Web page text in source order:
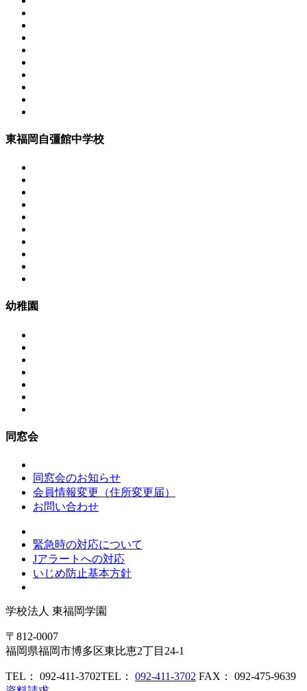
東福岡自彊館中学校
幼稚園
同窓会
同窓会のお知らせ
会員情報変更（住所変更届）
お問い合わせ
緊急時の対応について
Jアラートへの対応
いじめ防止基本方針
学校法人 東福岡学園
〒812-0007
福岡県福岡市博多区東比恵2丁目24-1
TEL： 092-411-3702TEL： 092-411-3702 FAX： 092-475-9639